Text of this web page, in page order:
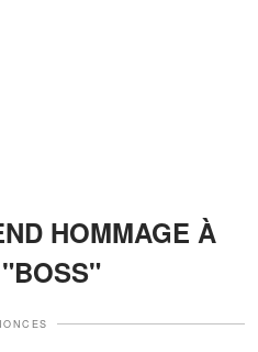
HOMMAGE À